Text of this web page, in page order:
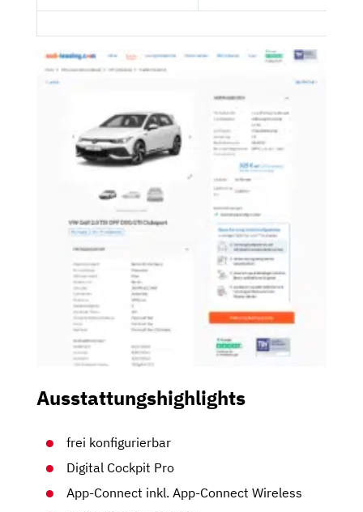
Ausstattungshighlights
frei konfigurierbar
Digital Cockpit Pro
App-Connect inkl. App-Connect Wireless